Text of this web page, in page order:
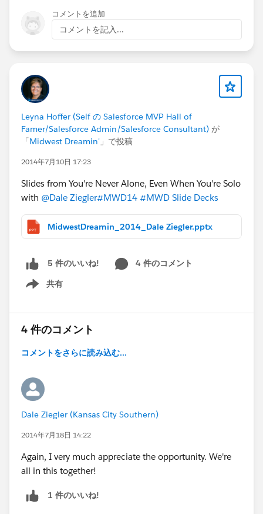
result shows the usage link.
You may download free manage package link at
https://login.salesforce.com/packaging/installPackag
e.apexp?p0=04t90000000VBWJ
コメントを追加
コメントを記入...
Leyna Hoffer (Self の Salesforce MVP Hall of
Famer/Salesforce Admin/Salesforce Consultant) が
「Midwest Dreamin' 」で投稿
2014年7月10日 17:23
Slides from You're Never Alone, Even When You're Solo
with @Dale Ziegler#MWD14 #MWD Slide Decks
MidwestDreamin_2014_Dale Ziegler.pptx
5 件のいいね!
4 件のコメント
共有
Show menu
4 件のコメント
コメントをさらに読み込む...
Dale Ziegler (Kansas City Southern)
2014年7月18日 14:22
Again, I very much appreciate the opportunity. We're
all in this together!
1 件のいいね!